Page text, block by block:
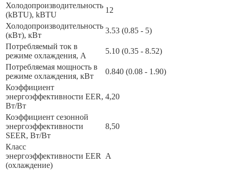
Холодопроизводительность
(kBTU), kBTU
12
Холодопроизводительность
(кВт), кВт
3.53 (0.85 - 5)
Потребляемый ток в
режиме охлаждения, А
5.10 (0.35 - 8.52)
Потребляемая мощность в
режиме охлаждения, кВт
0.840 (0.08 - 1.90)
Коэффициент
энергоэффективности EER,
Вт/Вт
4,20
Коэффициент сезонной
энергоэффективности
SEER, Вт/Вт
8,50
Класс
энергоэффективности EER
(охлаждение)
A